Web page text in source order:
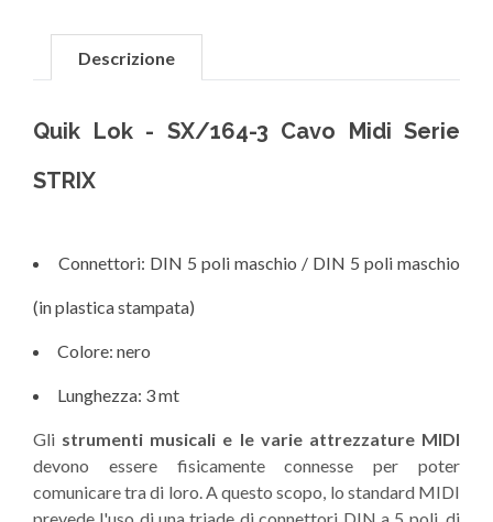
Descrizione
Quik Lok - SX/164-3 Cavo Midi Serie
STRIX
Connettori: DIN 5 poli maschio / DIN 5 poli maschio
(in plastica stampata)
Colore: nero
Lunghezza: 3 mt
Gli strumenti musicali e le varie attrezzature MIDI
devono essere fisicamente connesse per poter
comunicare tra di loro. A questo scopo, lo standard MIDI